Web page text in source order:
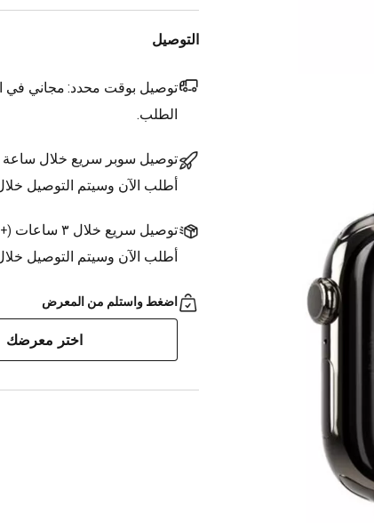
التوصيل
توصيل بوقت محدد: مجاني في
الطلب.
توصيل سوبر سريع خلال ساعة
أطلب الآن وسيتم التوصيل
توصيل سريع خلال ٣ ساعات (+1.500 د.ك.
أطلب الآن وسيتم التوصيل خلال ٣
اضغط واستلم من المعرض
اختر معرضك